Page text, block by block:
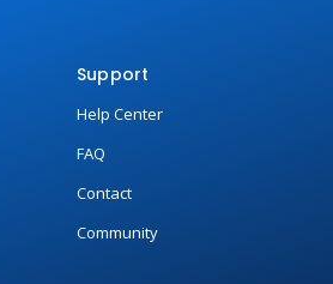
Support
Help Center
FAQ
Contact
Community